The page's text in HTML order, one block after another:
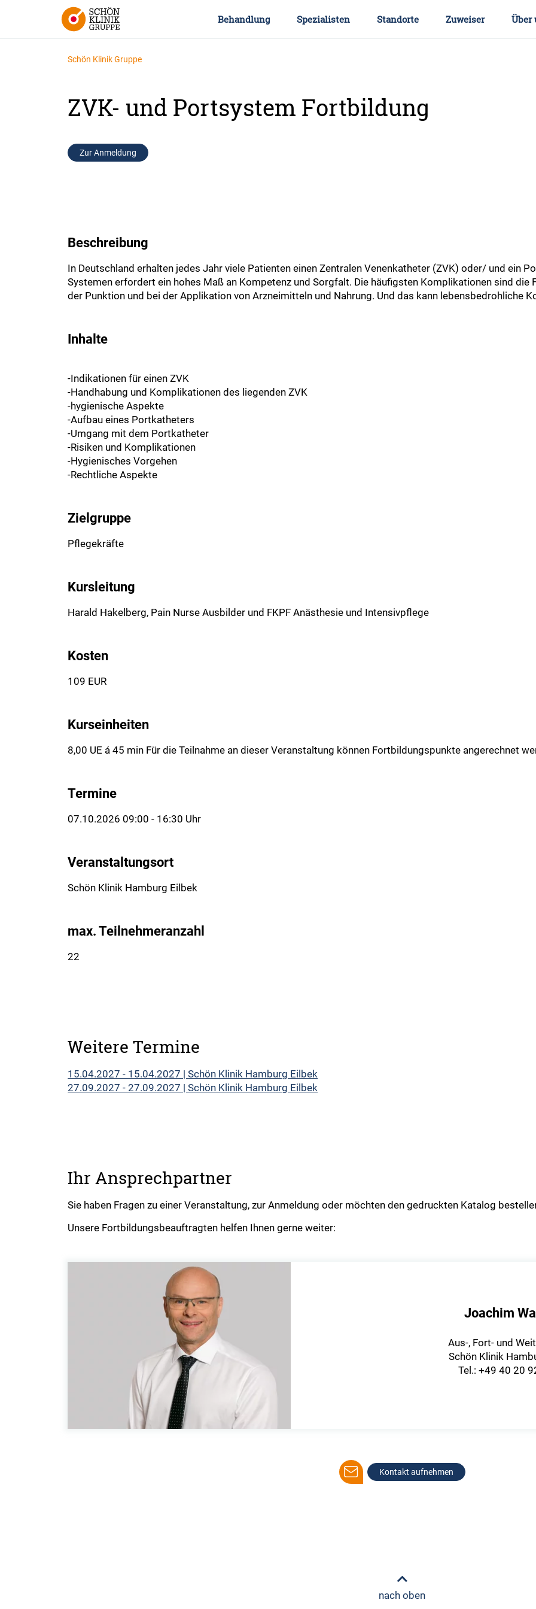
Behandlung Spezialisten Standorte Zuweiser Über
Schön Klinik Gruppe
ZVK- und Portsystem Fortbildung
Zur Anmeldung
Beschreibung
In Deutschland erhalten jedes Jahr viele Patienten einen Zentralen Venenkatheter (ZVK) oder/ und ein
Systemen erfordert ein hohes Maß an Kompetenz und Sorgfalt. Die häufigsten Komplikationen sind die
der Punktion und bei der Applikation von Arzneimitteln und Nahrung. Und das kann lebensbedrohliche
Inhalte
-Indikationen für einen ZVK
-Handhabung und Komplikationen des liegenden ZVK
-hygienische Aspekte
-Aufbau eines Portkatheters
-Umgang mit dem Portkatheter
-Risiken und Komplikationen
-Hygienisches Vorgehen
-Rechtliche Aspekte
Zielgruppe
Pflegekräfte
Kursleitung
Harald Hakelberg, Pain Nurse Ausbilder und FKPF Anästhesie und Intensivpflege
Kosten
109 EUR
Kurseinheiten
8,00 UE á 45 min Für die Teilnahme an dieser Veranstaltung können Fortbildungspunkte angerechnet
Termine
07.10.2026 09:00 - 16:30 Uhr
Veranstaltungsort
Schön Klinik Hamburg Eilbek
max. Teilnehmeranzahl
22
Weitere Termine
15.04.2027 - 15.04.2027 | Schön Klinik Hamburg Eilbek
27.09.2027 - 27.09.2027 | Schön Klinik Hamburg Eilbek
Ihr Ansprechpartner
Sie haben Fragen zu einer Veranstaltung, zur Anmeldung oder möchten den gedruckten Katalog
Unsere Fortbildungsbeauftragten helfen Ihnen gerne weiter:
Joachim
Aus-, Fort- und
Schön Klinik
Tel.: +49 40 20
Kontakt aufnehmen
nach oben